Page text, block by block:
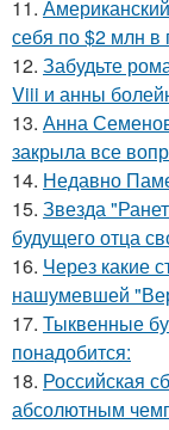
11.
себя по $2 млн в
12. Забудьте
Viii и анны
13. Анна
закрыла все
14. Недавно
15. Звезда
будущего отца
16. Через какие
нашумевшей
17. Тыквенные
понадобится:
18. Российская
абсолютным